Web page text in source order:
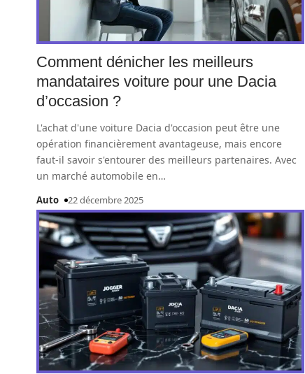
Comment dénicher les meilleurs
mandataires voiture pour une Dacia
d’occasion ?
L'achat d'une voiture Dacia d'occasion peut être une
opération financièrement avantageuse, mais encore
faut-il savoir s'entourer des meilleurs partenaires. Avec
un marché automobile en…
Auto 22 décembre 2025